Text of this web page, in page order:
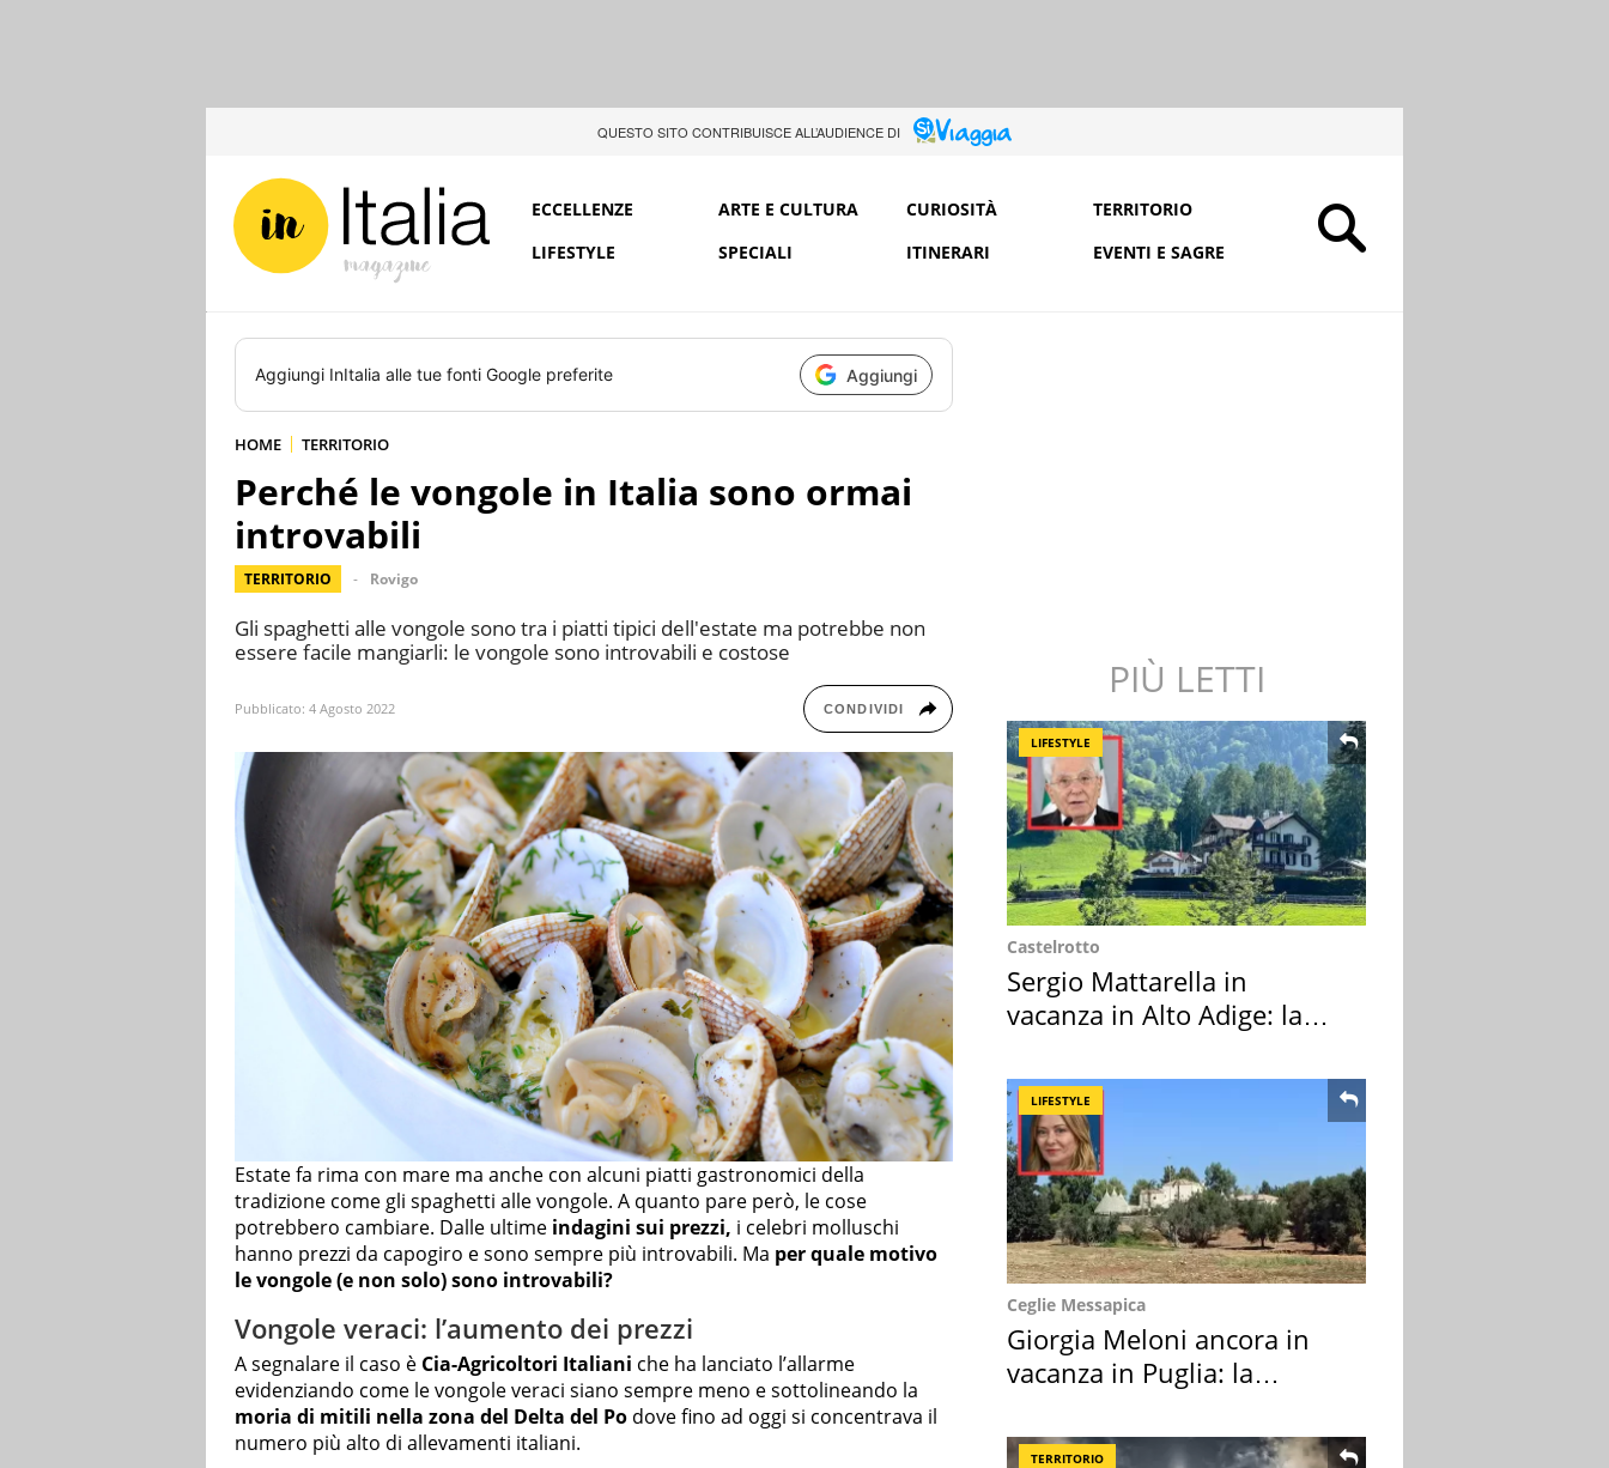
QUESTO SITO CONTRIBUISCE ALL’AUDIENCE DI
ECCELLENZE ARTE E CULTURA CURIOSITÀ
TERRITORIO
LIFESTYLE
SPECIALI ITINERARI EVENTI E SAGRE
Aggiungi InItalia alle tue fonti Google preferite Aggiungi
HOME TERRITORIO
Perché le vongole in Italia sono ormai
introvabili
TERRITORIO Rovigo
Gli spaghetti alle vongole sono tra i piatti tipici dell'estate ma potrebbe non
essere facile mangiarli: le vongole sono introvabili e costose
Pubblicato: 4 Agosto 2022 CONDIVIDI
Estate fa rima con mare ma anche con alcuni piatti gastronomici della
tradizione come gli spaghetti alle vongole. A quanto pare però, le cose
potrebbero cambiare. Dalle ultime indagini sui prezzi, i celebri molluschi
hanno prezzi da capogiro e sono sempre più introvabili. Ma per quale motivo
le vongole (e non solo) sono introvabili?
Vongole veraci: l’aumento dei prezzi
A segnalare il caso è Cia-Agricoltori Italiani che ha lanciato l’allarme
evidenziando come le vongole veraci siano sempre meno e sottolineando la
moria di mitili nella zona del Delta del Po dove fino ad oggi si concentrava il
numero più alto di allevamenti italiani.
PIÙ LETTI
LIFESTYLE
Castelrotto
Sergio Mattarella in
vacanza in Alto Adige: la
LIFESTYLE
Ceglie Messapica
Giorgia Meloni ancora in
vacanza in Puglia: la
TERRITORIO